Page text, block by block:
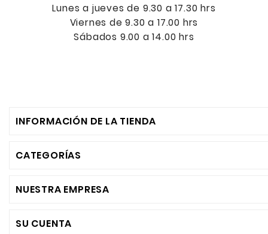
Lunes a jueves de 9.30 a 17.30 hrs
Viernes de 9.30 a 17.00 hrs
Sábados 9.00 a 14.00 hrs
INFORMACIÓN DE LA TIENDA
CATEGORÍAS
NUESTRA EMPRESA
SU CUENTA